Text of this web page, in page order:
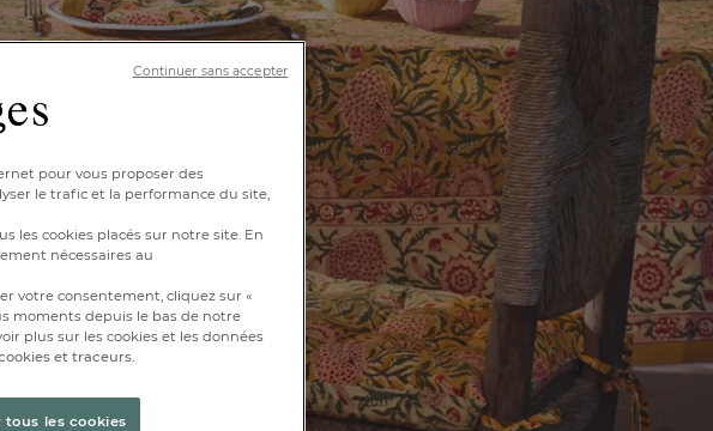
pour vous proposer des
le trafic et la performance du site,
les cookies placés sur notre site. En
nécessaires au
votre consentement, cliquez sur «
moments depuis le bas de notre
plus sur les cookies et les données
et traceurs.
les cookies
Continuer sans accepter